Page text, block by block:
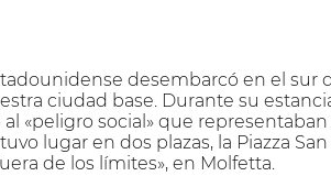
desembarcó en el sur
ciudad base. Durante su
al «peligro social» que
lugar en dos plazas, la Piazza
de los límites», en Molfetta.